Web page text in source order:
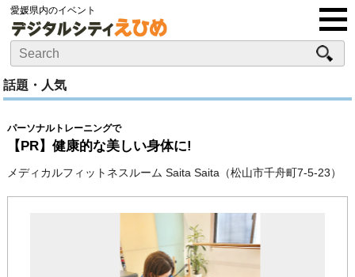
愛媛県内のイベント
話題・人気
パーソナルトレーニングで
【PR】健康的な美しい身体に!
メディカルフィットネスルーム Saita Saita（松山市千舟町7-5-23）